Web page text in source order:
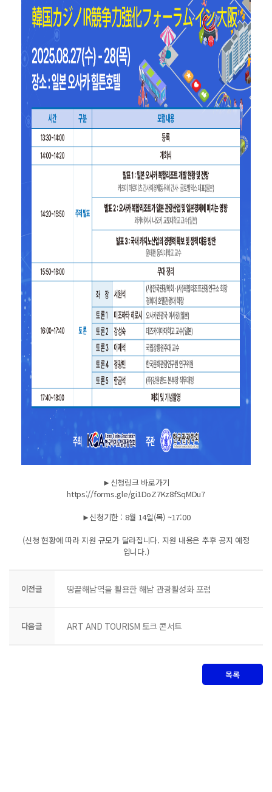
► 신청링크 바로가기
https://forms.gle/gi1DoZ7Kz8fSqMDu7
►신청기한 : 8월 14일(목) ~17:00
(신청 현황에 따라 지원 규모가 달라집니다. 지원 내용은 추후 공지 예정
입니다.)
이전글 땅끝해남역을 활용한 해남 관광활성화 포럼
다음글 ART AND TOURISM 토크 콘서트
목록